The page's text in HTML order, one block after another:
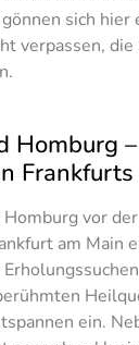
sich hier
verpassen,
Homburg
Frankfurts
vor
am Main
ein.